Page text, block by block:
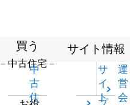
買う
－中古住宅－
中
古
住
サイト情報
サ
イ
ト
運
営
会